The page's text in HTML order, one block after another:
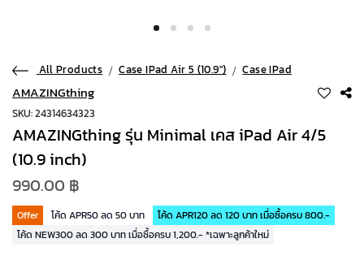
All Products Case IPad Air 5 (10.9") Case IPad
AMAZINGthing
SKU: 24314634323
AMAZINGthing รุ่น Minimal เคส iPad Air 4/5
(10.9 inch)
990.00 ฿
Offer โค้ด APR50 ลด 50 บาท
โค้ด APR120 ลด 120 บาท เมื่อซื้อครบ 800.-
โค้ด NEW300 ลด 300 บาท เมื่อซื้อครบ 1,200.- *เฉพาะลูกค้าใหม่